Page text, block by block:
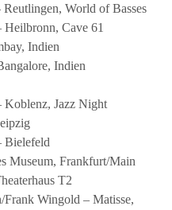
World of Basses
Heilbronn, Cave 61
Indien
Indien
Koblenz, Jazz Night
Bielefeld
Museum, Frankfurt/Main
T2
Wingold – Matisse,